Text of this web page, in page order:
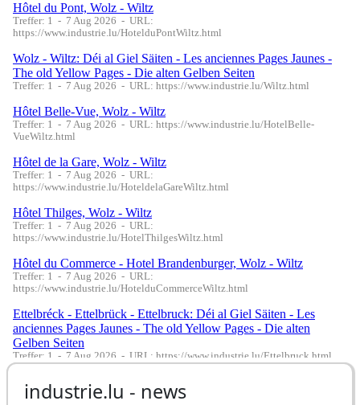
industrie.lu - news